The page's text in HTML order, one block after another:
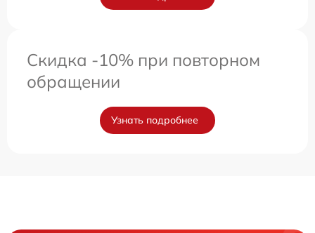
Скидка -10% при повторном
обращении
Узнать подробнее